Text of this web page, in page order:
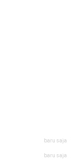
baru saja
baru saja